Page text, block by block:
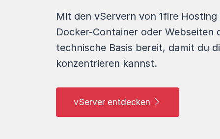
Mit den vServern von 1fire
Docker-Container oder
technische Basis bereit, damit du
konzentrieren kannst.
vServer entdecken